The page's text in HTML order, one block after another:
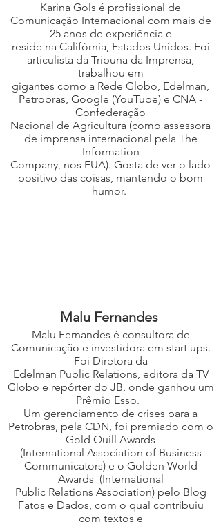
Karina Gols é profissional de
Comunicação Internacional com mais de
25 anos de experiência e
reside na Califórnia, Estados Unidos. Foi
articulista da Tribuna da Imprensa,
trabalhou em
gigantes como a Rede Globo, Edelman,
Petrobras, Google (YouTube) e CNA -
Confederação
Nacional de Agricultura (como assessora
de imprensa internacional pela The
Information
Company, nos EUA). Gosta de ver o lado
positivo das coisas, mantendo o bom
humor.
Malu Fernandes
Malu Fernandes é consultora de
Comunicação e investidora em start ups.
Foi Diretora da
Edelman Public Relations, editora da TV
Globo e repórter do JB, onde ganhou um
Prêmio Esso.
Um gerenciamento de crises para a
Petrobras, pela CDN, foi premiado com o
Gold Quill Awards
(International Association of Business
Communicators) e o Golden World
Awards (International
Public Relations Association) pelo Blog
Fatos e Dados, com o qual contribuiu
com textos e